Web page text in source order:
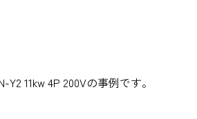
11kw 4P 200Vの事例です。